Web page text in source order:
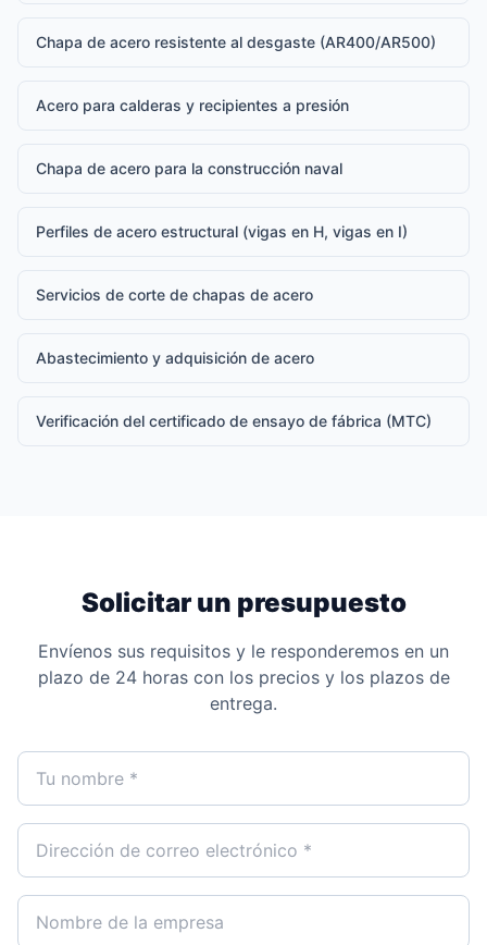
Chapa de acero resistente al desgaste (AR400/AR500)
Acero para calderas y recipientes a presión
Chapa de acero para la construcción naval
Perfiles de acero estructural (vigas en H, vigas en I)
Servicios de corte de chapas de acero
Abastecimiento y adquisición de acero
Verificación del certificado de ensayo de fábrica (MTC)
Solicitar un presupuesto
Envíenos sus requisitos y le responderemos en un
plazo de 24 horas con los precios y los plazos de
entrega.